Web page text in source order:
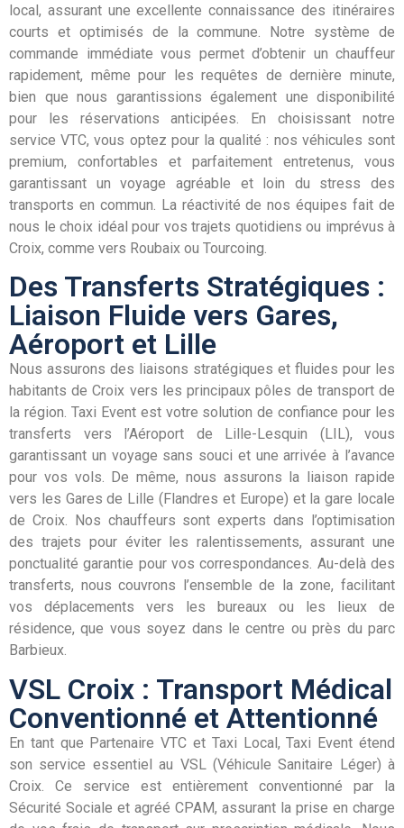
local, assurant une excellente connaissance des itinéraires
courts et optimisés de la commune. Notre système de
commande immédiate vous permet d’obtenir un chauffeur
rapidement, même pour les requêtes de dernière minute,
bien que nous garantissions également une disponibilité
pour les réservations anticipées. En choisissant notre
service VTC, vous optez pour la qualité : nos véhicules sont
premium, confortables et parfaitement entretenus, vous
garantissant un voyage agréable et loin du stress des
transports en commun. La réactivité de nos équipes fait de
nous le choix idéal pour vos trajets quotidiens ou imprévus à
Croix, comme vers Roubaix ou Tourcoing.
Des Transferts Stratégiques :
Liaison Fluide vers Gares,
Aéroport et Lille
Nous assurons des liaisons stratégiques et fluides pour les
habitants de Croix vers les principaux pôles de transport de
la région. Taxi Event est votre solution de confiance pour les
transferts vers l’Aéroport de Lille-Lesquin (LIL), vous
garantissant un voyage sans souci et une arrivée à l’avance
pour vos vols. De même, nous assurons la liaison rapide
vers les Gares de Lille (Flandres et Europe) et la gare locale
de Croix. Nos chauffeurs sont experts dans l’optimisation
des trajets pour éviter les ralentissements, assurant une
ponctualité garantie pour vos correspondances. Au-delà des
transferts, nous couvrons l’ensemble de la zone, facilitant
vos déplacements vers les bureaux ou les lieux de
résidence, que vous soyez dans le centre ou près du parc
Barbieux.
VSL Croix : Transport Médical
Conventionné et Attentionné
En tant que Partenaire VTC et Taxi Local, Taxi Event étend
son service essentiel au VSL (Véhicule Sanitaire Léger) à
Croix. Ce service est entièrement conventionné par la
Sécurité Sociale et agréé CPAM, assurant la prise en charge